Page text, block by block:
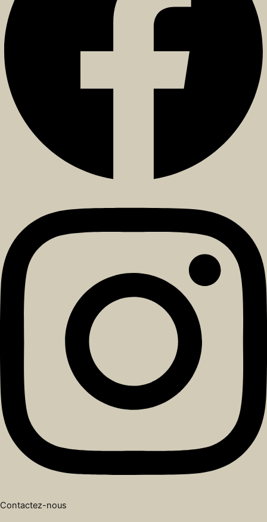
Contactez-nous